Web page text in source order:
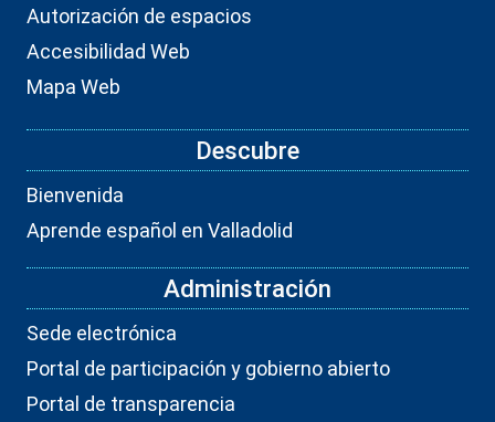
Autorización de espacios
Accesibilidad Web
Mapa Web
Descubre
Bienvenida
Aprende español en Valladolid
Administración
Sede electrónica
Portal de participación y gobierno abierto
Portal de transparencia